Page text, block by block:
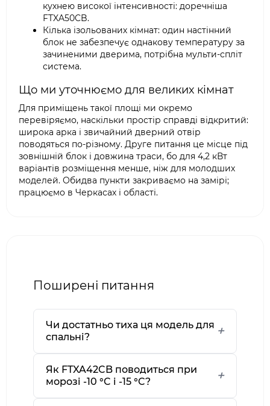
кухнею високої інтенсивності: доречніша
FTXA50CB.
Кілька ізольованих кімнат: один настінний
блок не забезпечує однакову температуру за
зачиненими дверима, потрібна мульти-спліт
система.
Що ми уточнюємо для великих кімнат
Для приміщень такої площі ми окремо
перевіряємо, наскільки простір справді відкритий:
широка арка і звичайний дверний отвір
поводяться по-різному. Друге питання це місце під
зовнішній блок і довжина траси, бо для 4,2 кВт
варіантів розміщення менше, ніж для молодших
моделей. Обидва пункти закриваємо на замірі;
працюємо в Черкасах і області.
Поширені питання
Чи достатньо тиха ця модель для
спальні?
Як FTXA42CB поводиться при
морозі -10 °C і -15 °C?